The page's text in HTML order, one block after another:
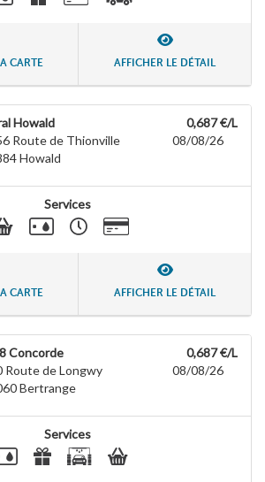
CARTE AFFICHER LE DÉTAIL
Howald
Route de Thionville
Howald
0,687 €/L
08/08/26
Services
CARTE AFFICHER LE DÉTAIL
Concorde
Route de Longwy
Bertrange
0,687 €/L
08/08/26
Services